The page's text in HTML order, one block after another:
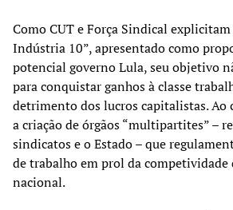
Como CUT e Força Sindical
Indústria 10”, apresentado como
potencial governo Lula, seu objetivo
para conquistar ganhos à classe
detrimento dos lucros capitalistas.
a criação de órgãos “multipartites” –
sindicatos e o Estado – que
de trabalho em prol da
nacional.